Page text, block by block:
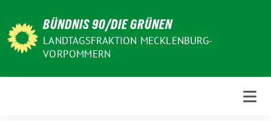
zum
Inhalt
BÜNDNIS 90/DIE GRÜNEN
LANDTAGSFRAKTION MECKLENBURG-
VORPOMMERN